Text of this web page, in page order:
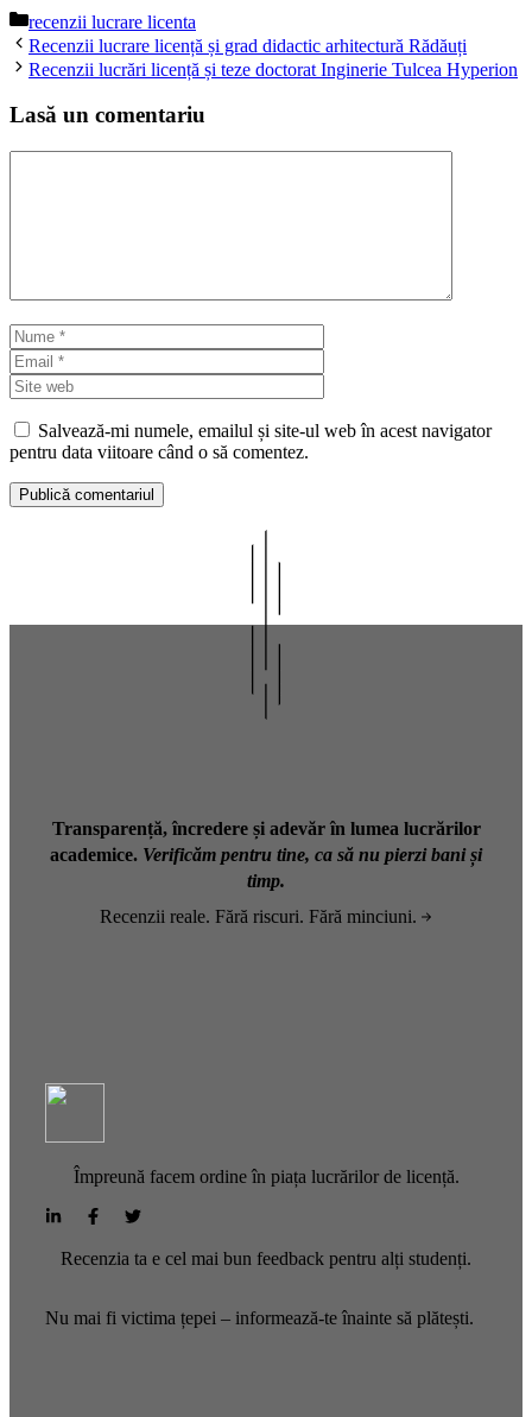
Categorii
recenzii lucrare licenta
Recenzii lucrare licență și grad didactic arhitectură Rădăuți
Recenzii lucrări licență și teze doctorat Inginerie Tulcea Hyperion
Lasă un comentariu
Nume
web
Salvează-mi numele, emailul și site-ul web în acest navigator
pentru data viitoare când o să comentez.
Transparență, încredere și adevăr în lumea lucrărilor
academice. Verificăm pentru tine, ca să nu pierzi bani și
timp.
Recenzii reale. Fără riscuri. Fără minciuni.
Împreună facem ordine în piața lucrărilor de licență.
Recenzia ta e cel mai bun feedback pentru alți studenți.
Nu mai fi victima țepei – informează-te înainte să plătești.